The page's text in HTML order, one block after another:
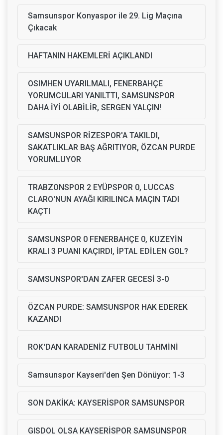
Samsunspor Konyaspor ile 29. Lig Maçına
Çıkacak
HAFTANIN HAKEMLERİ AÇIKLANDI
OSIMHEN UYARILMALI, FENERBAHÇE
YORUMCULARI YANILTTI, SAMSUNSPOR
DAHA İYİ OLABİLİR, SERGEN YALÇIN!
SAMSUNSPOR RİZESPOR'A TAKILDI,
SAKATLIKLAR BAŞ AĞRITIYOR, ÖZCAN PURDE
YORUMLUYOR
TRABZONSPOR 2 EYÜPSPOR 0, LUCCAS
CLARO'NUN AYAĞI KIRILINCA MAÇIN TADI
KAÇTI
SAMSUNSPOR 0 FENERBAHÇE 0, KUZEYİN
KRALI 3 PUANI KAÇIRDI, İPTAL EDİLEN GOL?
SAMSUNSPOR'DAN ZAFER GECESİ 3-0
ÖZCAN PURDE: SAMSUNSPOR HAK EDEREK
KAZANDI
ROK'DAN KARADENİZ FUTBOLU TAHMİNİ
Samsunspor Kayseri'den Şen Dönüyor: 1-3
SON DAKİKA: KAYSERİSPOR SAMSUNSPOR
GISDOL OLSA KAYSERİSPOR SAMSUNSPOR